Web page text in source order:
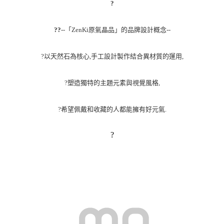
?
??--「ZenKi原氣晶品」的品牌設計概念--
?以天然石為核心,手工設計製作結合異材質的運用,
?塑造獨特的主題元素與視覺風格,
?希望佩戴和收藏的人都能擁有好元氣.
?